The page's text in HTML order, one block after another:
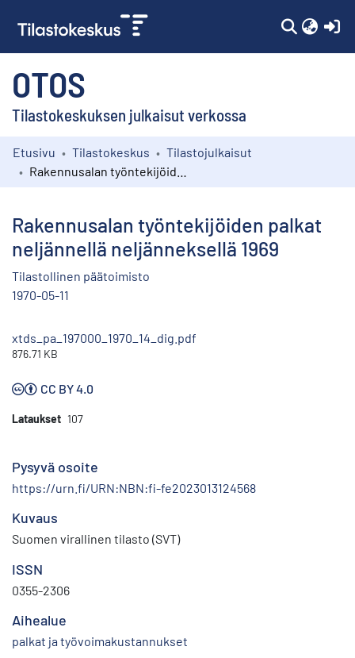
OTOS
Tilastokeskuksen julkaisut verkossa
Kokoelmat
Etusivu Tilastokeskus
Tilastojulkaisut
Rakennusalan työntekijöiden palkat
neljännellä neljänneksellä 1969
Tilastollinen päätoimisto
1970-05-11
xtds_pa_197000_1970_14_dig.pdf
876.71 KB
CC BY 4.0
Lataukset 107
Pysyvä osoite
https://urn.fi/URN:NBN:fi-fe2023013124568
Kuvaus
Suomen virallinen tilasto (SVT)
ISSN
0355-2306
Aihealue
palkat ja työvoimakustannukset